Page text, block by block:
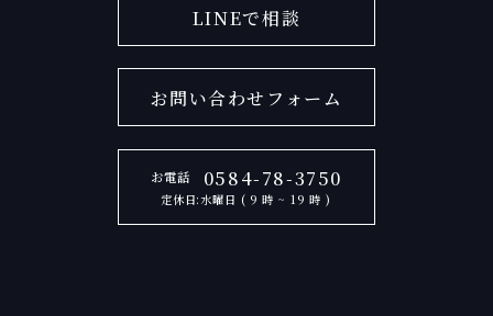
LINEで相談
お問い合わせフォーム
お電話 0584-78-3750
定休日:水曜日 ( 9 時 ~ 19 時 )